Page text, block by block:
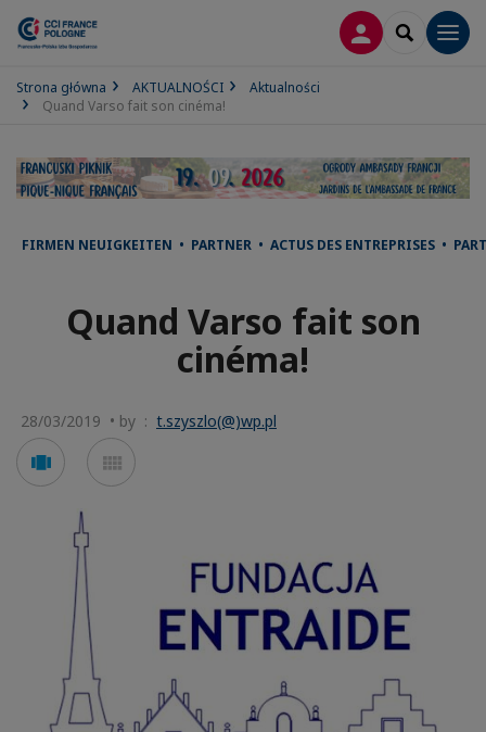
LOGOWANIE
SEARCH
Strona główna AKTUALNOŚCI
Aktualności
Quand Varso fait son cinéma!
FIRMEN NEUIGKEITEN • PARTNER • ACTUS DES ENTREPRISES •
Quand Varso fait son
cinéma!
28/03/2019 • by : t.szyszlo(@)wp.pl
Voir
en
carousel
en